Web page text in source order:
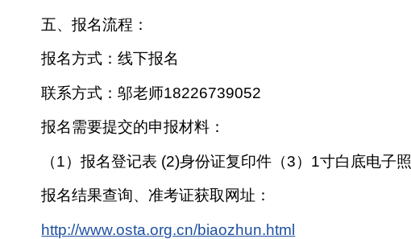
五、报名流程：
报名方式：线下报名
联系方式：邬老师18226739052
报名需要提交的申报材料：
（1）报名登记表 (2)身份证复印件（3）1寸白底电子照
报名结果查询、准考证获取网址：
http://www.osta.org.cn/biaozhun.html